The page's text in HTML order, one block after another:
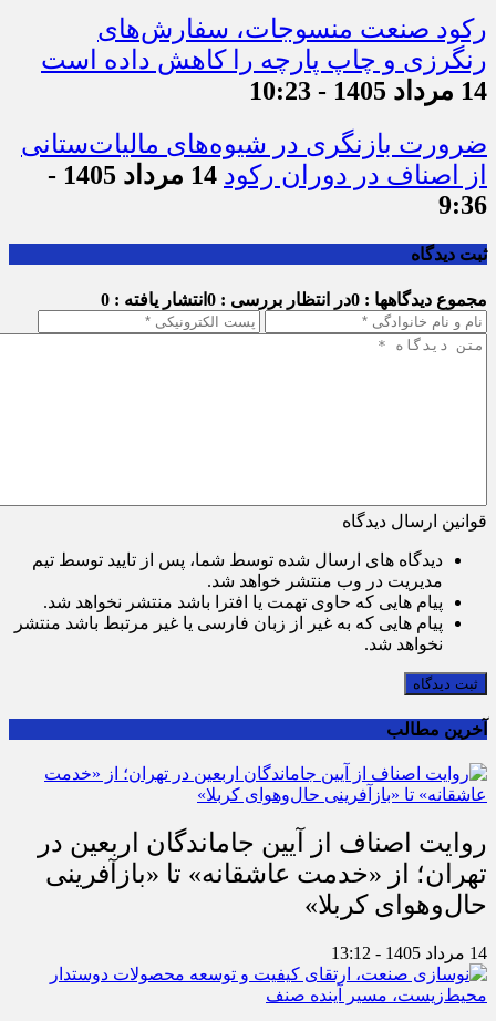
رکود صنعت منسوجات، سفارش‌های
رنگرزی و چاپ پارچه را کاهش داده است
14 مرداد 1405 - 10:23
ضرورت بازنگری در شیوه‌های مالیات‌ستانی
از اصناف در دوران رکود
14 مرداد 1405 -
9:36
ثبت دیدگاه
مجموع دیدگاهها : 0 در انتظار بررسی : 0 انتشار یافته : 0
قوانین ارسال دیدگاه
دیدگاه های ارسال شده توسط شما، پس از تایید توسط تیم
مدیریت در وب منتشر خواهد شد.
پیام هایی که حاوی تهمت یا افترا باشد منتشر نخواهد شد.
پیام هایی که به غیر از زبان فارسی یا غیر مرتبط باشد منتشر
نخواهد شد.
ثبت دیدگاه
آخرین مطالب
روایت اصناف از آیین جاماندگان اربعین در
تهران؛ از «خدمت عاشقانه» تا «بازآفرینی
حال‌وهوای کربلا»
14 مرداد 1405 - 13:12